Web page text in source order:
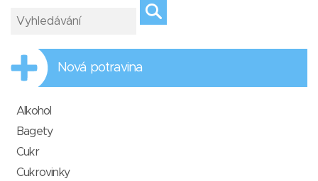
Nová potravina
Alkohol
Bagety
Cukr
Cukrovinky